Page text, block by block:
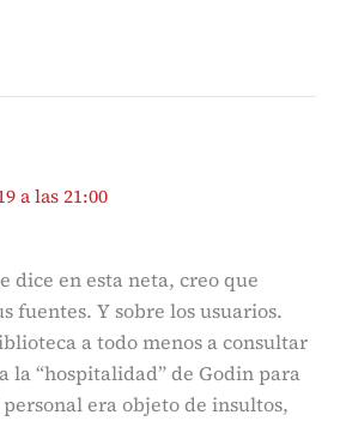
a las 21:00
dice en esta neta, creo que
fuentes. Y sobre los usuarios.
a todo menos a consultar
la “hospitalidad” de Godin para
era objeto de insultos,